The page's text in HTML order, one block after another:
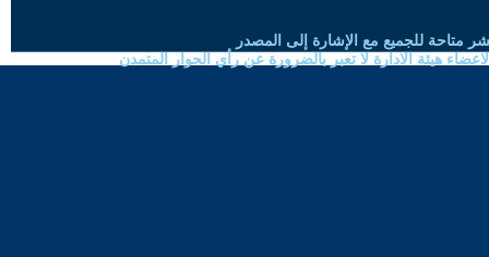
متاحة للجميع مع الإشارة إلى المصدر
هيئة الادارة لا تعبر بالضرورة عن رأي الحوار المتمدن